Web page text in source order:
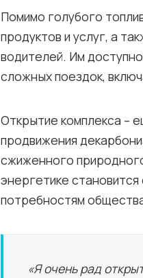
Помимо голубого
продуктов и услуг, а
водителей. Им
сложных поездок,
Открытие комплекса –
продвижения
сжиженного
энергетике
потребностям
«Я очень рад